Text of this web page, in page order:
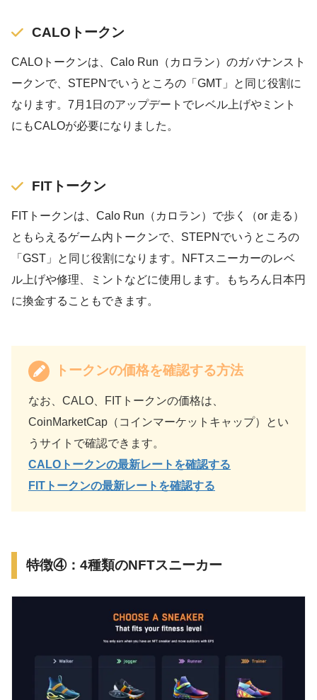
CALOトークン
CALOトークンは、Calo Run（カロラン）のガバナンスト
ークンで、STEPNでいうところの「GMT」と同じ役割に
なります。7月1日のアップデートでレベル上げやミント
にもCALOが必要になりました。
FITトークン
FITトークンは、Calo Run（カロラン）で歩く（or 走る）
ともらえるゲーム内トークンで、STEPNでいうところの
「GST」と同じ役割になります。NFTスニーカーのレベ
ル上げや修理、ミントなどに使用します。もちろん日本円
に換金することもできます。
トークンの価格を確認する方法
なお、CALO、FITトークンの価格は、
CoinMarketCap（コインマーケットキャップ）とい
うサイトで確認できます。
CALOトークンの最新レートを確認する
FITトークンの最新レートを確認する
特徴④：4種類のNFTスニーカー